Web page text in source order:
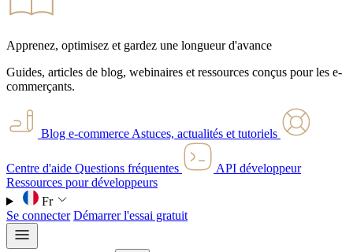
Apprenez, optimisez et gardez une longueur d'avance
Guides, articles de blog, webinaires et ressources conçus pour les e-
commerçants.
Blog e-commerce Astuces, actualités et tutoriels
Centre d'aide Questions fréquentes
API développeur
Ressources pour développeurs
Fr
Se connecter Démarrer l'essai gratuit